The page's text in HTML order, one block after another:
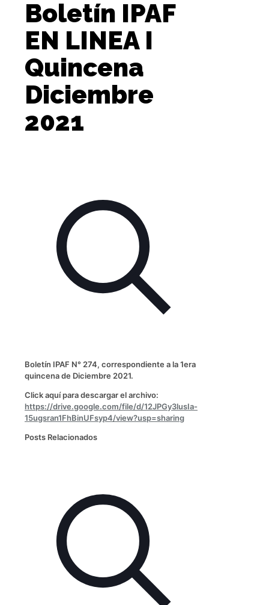
Boletín IPAF
EN LINEA I
Quincena
Diciembre
2021
Boletín IPAF N° 274, correspondiente a la 1era
quincena de Diciembre 2021.
Click aquí para descargar el archivo:
https://drive.google.com/file/d/12JPGy3lusIa-
15ugsran1FhBinUFsyp4/view?usp=sharing
Posts Relacionados